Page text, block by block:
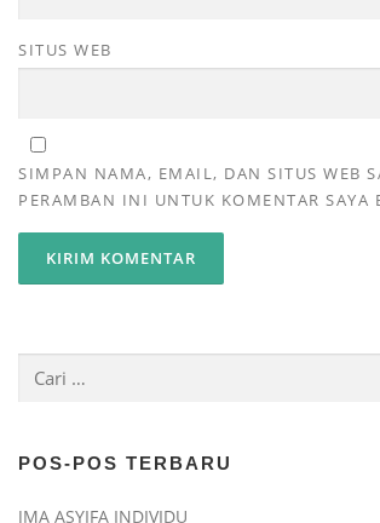
SITUS WEB
SIMPAN NAMA, EMAIL, DAN SITUS WEB
PERAMBAN INI UNTUK KOMENTAR SAYA
POS-POS TERBARU
JMA ASYIFA INDIVIDU